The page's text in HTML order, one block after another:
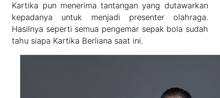
Kartika pun menerima tantangan yang dutawarkan
kepadanya untuk menjadi presenter olahraga.
Hasilnya seperti semua pengemar sepak bola sudah
tahu siapa Kartika Berliana saat ini.